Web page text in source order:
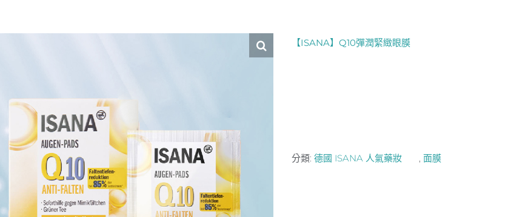
【ISANA】Q10彈潤緊緻眼膜
分類: 德國 ISANA 人氣藥妝 , 面膜